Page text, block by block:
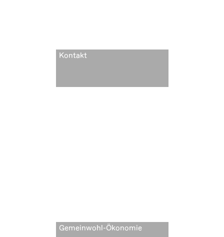
Kontakt
Gemeinwohl-Ökonomie